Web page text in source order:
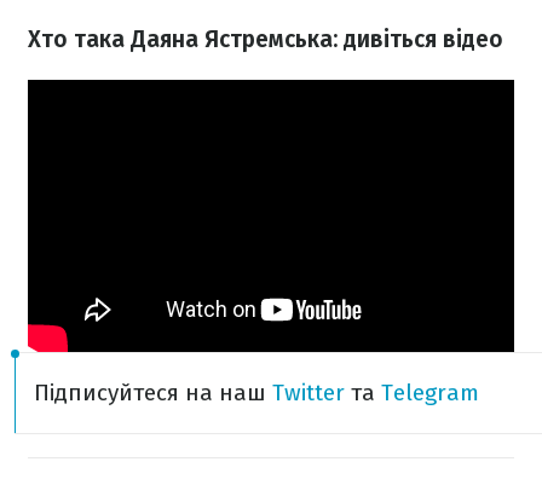
Хто така Даяна Ястремська: дивіться відео
Підписуйтеся на наш Twitter та Telegram